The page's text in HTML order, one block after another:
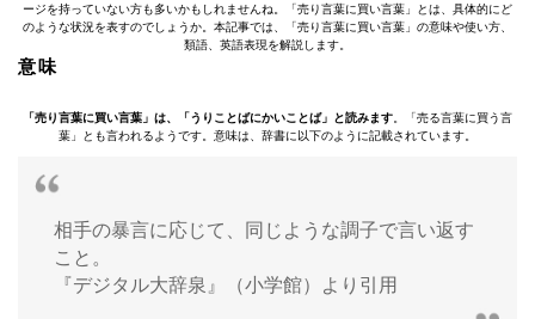
ージを持っていない方も多いかもしれませんね。「売り言葉に買い言葉」とは、具体的にど
のような状況を表すのでしょうか。本記事では、「売り言葉に買い言葉」の意味や使い方、
類語、英語表現を解説します。
意味
「売り言葉に買い言葉」は、「うりことばにかいことば」と読みます 。「売る言葉に買う言
葉」とも言われるようです。意味は、辞書に以下のように記載されています。
相手の暴言に応じて、同じような調子で言い返す
こと。
『デジタル大辞泉』（小学館）より引用